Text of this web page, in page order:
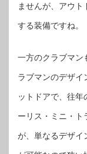
ませんが、アウト
する装備ですね。
一方のクラブマン
ラブマンのデザイ
ットドアで、往
ーリス・ミニ・ト
が、単なるデザイ